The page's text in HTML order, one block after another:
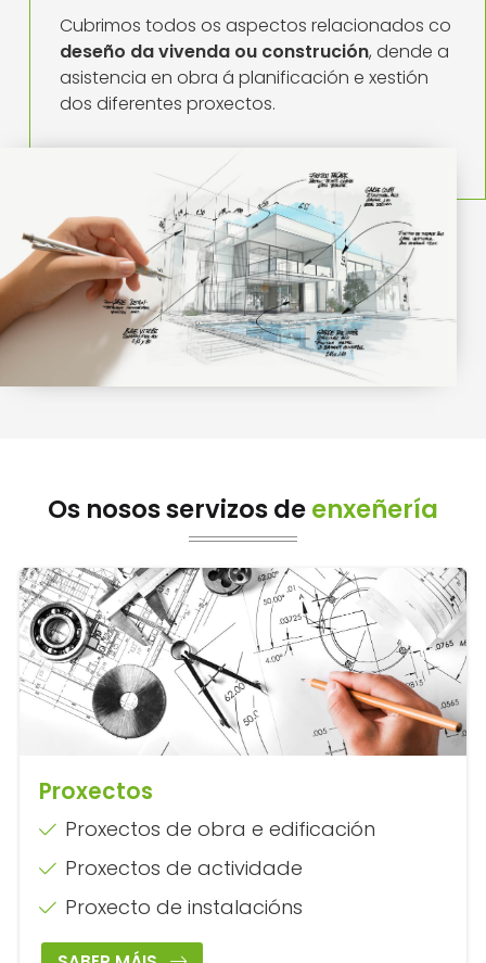
Cubrimos todos os aspectos relacionados co
deseño da vivenda ou construción, dende a
asistencia en obra á planificación e xestión
dos diferentes proxectos.
Os nosos servizos deenxeñería
Proxectos
Proxectos de obra e edificación
Proxectos de actividade
Proxecto de instalacións